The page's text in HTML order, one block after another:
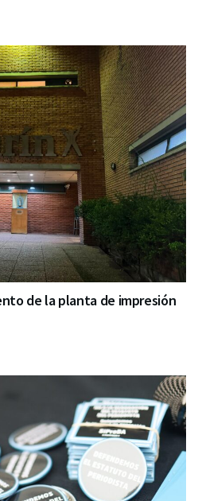
de la planta de impresión